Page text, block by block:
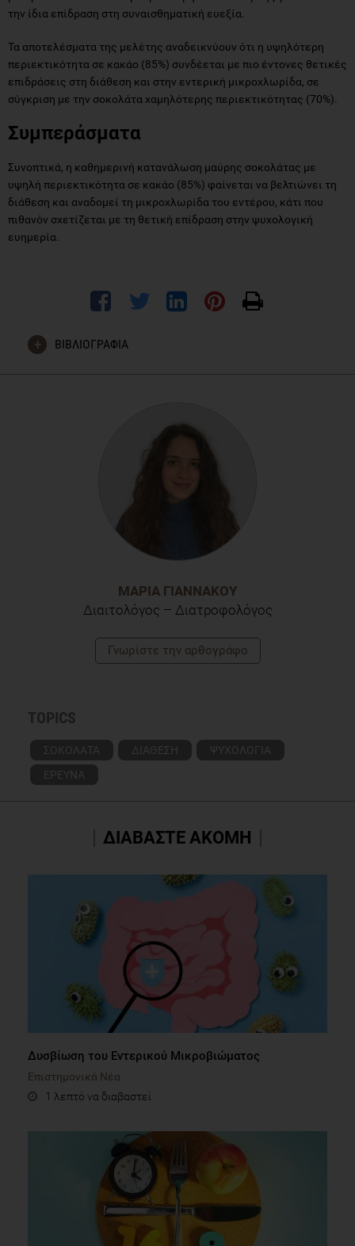
την ίδια επίδραση στη συναισθηματική ευεξία.
Τα αποτελέσματα της μελέτης αναδεικνύουν ότι η υψηλότερη
περιεκτικότητα σε κακάο (85%) συνδέεται με πιο έντονες θετικές
επιδράσεις στη διάθεση και στην εντερική μικροχλωρίδα, σε
σύγκριση με την σοκολάτα χαμηλότερης περιεκτικότητας (70%).
Συμπεράσματα
Συνοπτικά, η καθημερινή κατανάλωση μαύρης σοκολάτας με
υψηλή περιεκτικότητα σε κακάο (85%) φαίνεται να βελτιώνει τη
διάθεση και αναδομεί τη μικροχλωρίδα του εντέρου, κάτι που
πιθανόν σχετίζεται με τη θετική επίδραση στην ψυχολογική
ευημερία.
ΒΙΒΛΙΟΓΡΑΦΙΑ
adults: a randomized controlled trial. J Nutr Biochem. 2022
Jan;99:108854. doi:10.1016/j.jnutbio.2021.108854. Epub
ΜΑΡΊΑ ΓΙΑΝΝΑΚΟΎ
Διαιτολόγος – Διατροφολόγος
Γνωρίστε την αρθογράφο
TOPICS
ΣΟΚΟΛΑΤΑ ΔΙΑΘΕΣΗ
ΨΥΧΟΛΟΓΙΑ
ΕΡΕΥΝΑ
ΔΙΑΒΑΣΤΕ ΑΚΟΜΗ
Δυσβίωση του Εντερικού Μικροβιώματος
Επιστημονικά Νέα
1 λεπτό να διαβαστεί